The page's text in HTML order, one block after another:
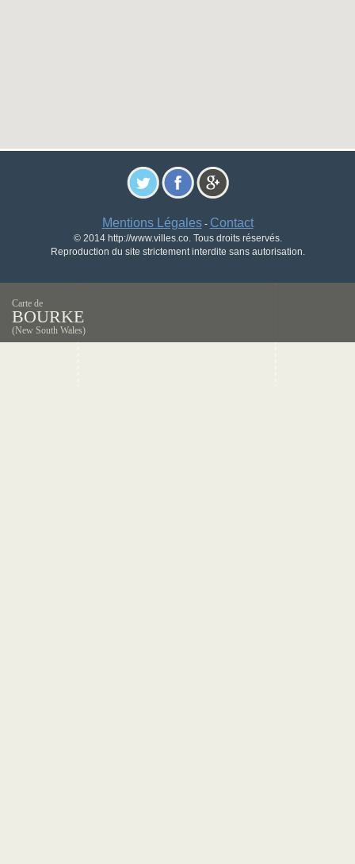
Mentions Légales- Contact
© 2014 http://www.villes.co. Tous droits réservés.
Reproduction du site strictement interdite sans autorisation.
Carte de
BOURKE
(New South Wales)